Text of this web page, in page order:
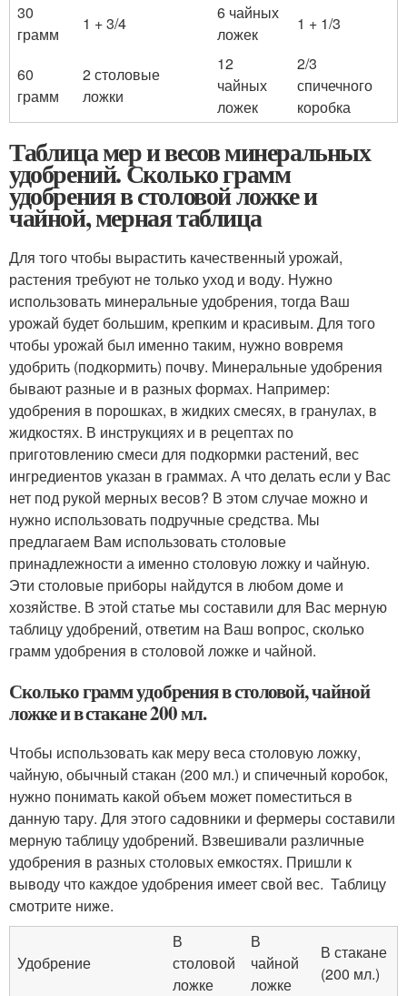
30
грамм
1 + 3/4
6 чайных
ложек
1 + 1/3
60
грамм
2 столовые
ложки
12
чайных
ложек
2/3
спичечного
коробка
Таблица мер и весов минеральных
удобрений. Сколько грамм
удобрения в столовой ложке и
чайной, мерная таблица
Для того чтобы вырастить качественный урожай,
растения требуют не только уход и воду. Нужно
использовать минеральные удобрения, тогда Ваш
урожай будет большим, крепким и красивым. Для того
чтобы урожай был именно таким, нужно вовремя
удобрить (подкормить) почву. Минеральные удобрения
бывают разные и в разных формах. Например:
удобрения в порошках, в жидких смесях, в гранулах, в
жидкостях. В инструкциях и в рецептах по
приготовлению смеси для подкормки растений, вес
ингредиентов указан в граммах. А что делать если у Вас
нет под рукой мерных весов? В этом случае можно и
нужно использовать подручные средства. Мы
предлагаем Вам использовать столовые
принадлежности а именно столовую ложку и чайную.
Эти столовые приборы найдутся в любом доме и
хозяйстве. В этой статье мы составили для Вас мерную
таблицу удобрений, ответим на Ваш вопрос, сколько
грамм удобрения в столовой ложке и чайной.
Сколько грамм удобрения в столовой, чайной
ложке и в стакане 200 мл.
Чтобы использовать как меру веса столовую ложку,
чайную, обычный стакан (200 мл.) и спичечный коробок,
нужно понимать какой объем может поместиться в
данную тару. Для этого садовники и фермеры составили
мерную таблицу удобрений. Взвешивали различные
удобрения в разных столовых емкостях. Пришли к
выводу что каждое удобрения имеет свой вес. Таблицу
смотрите ниже.
Удобрение
В
столовой
ложке
В
чайной
ложке
В стакане
(200 мл.)